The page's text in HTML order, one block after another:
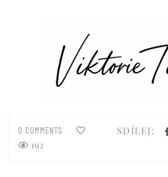
SDÍLEJ:
0 COMMENTS
192